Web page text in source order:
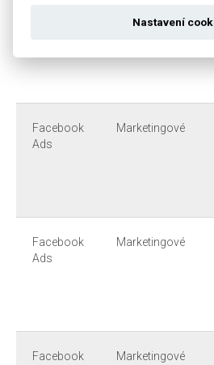
Facebook
Ads
Marketingové
Facebook
Ads
Marketingové
Facebook
Marketingové
Nastavení